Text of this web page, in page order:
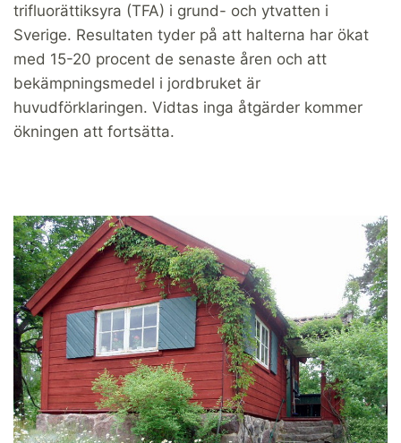
trifluorättiksyra (TFA) i grund- och ytvatten i
Sverige. Resultaten tyder på att halterna har ökat
med 15-20 procent de senaste åren och att
bekämpningsmedel i jordbruket är
huvudförklaringen. Vidtas inga åtgärder kommer
ökningen att fortsätta.